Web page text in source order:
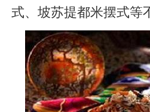
式、坡苏提都米摆式等